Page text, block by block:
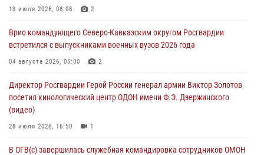
В Саранске росгвардейцы приняли участие в 25‑летии канонизации
07 августа 2026, 06:15 7
Росгвардейцы оказали адресную помощь жителям Луганской
07 августа 2026, 05:00
13 июля 2026, 08:08 2
Врио командующего Северо-Кавказским округом Росгвардии
встретился с выпускниками военных вузов 2026 года
04 августа 2026, 05:00 2
Директор Росгвардии Герой России генерал армии Виктор Золотов
посетил кинологический центр ОДОН имени Ф.Э. Дзержинского
(видео)
28 июля 2026, 16:50 1
В ОГВ(с) завершилась служебная командировка сотрудников ОМОН